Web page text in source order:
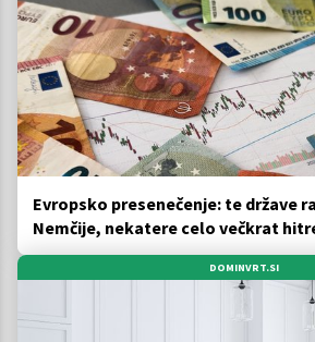
Evropsko presenečenje: te države
Nemčije, nekatere celo večkrat
DOMINVRT.SI